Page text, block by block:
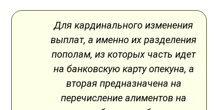
Для кардинального изменения
выплат, а именно их разделения
пополам, из которых часть идет
на банковскую карту опекуна, а
вторая предназначена на
перечисление алиментов на